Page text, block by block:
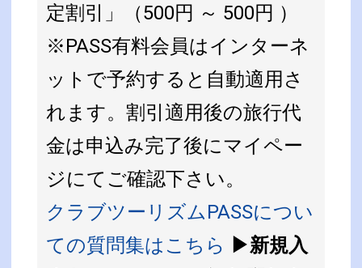
定割引」（500円 ～ 500円 ）
※PASS有料会員はインターネ
ットで予約すると自動適用さ
れます。割引適用後の旅行代
金は申込み完了後にマイペー
ジにてご確認下さい。
クラブツーリズムPASSについ
ての質問集はこちら ▶新規入